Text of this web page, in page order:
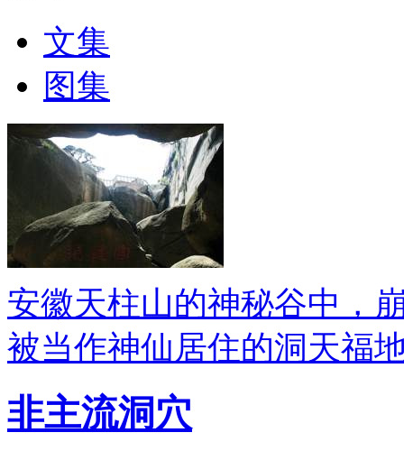
文集
图集
安徽天柱山的神秘谷中，
被当作神仙居住的洞天福
非主流洞穴